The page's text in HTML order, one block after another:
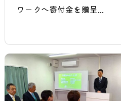
ワークへ寄付金を贈呈...